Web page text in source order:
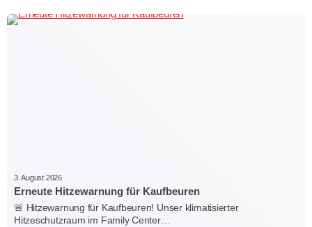
3. August 2026
Erneute Hitzewarnung für Kaufbeuren
🚨 Hitzewarnung für Kaufbeuren! Unser klimatisierter
Hitzeschutzraum im Family Center…